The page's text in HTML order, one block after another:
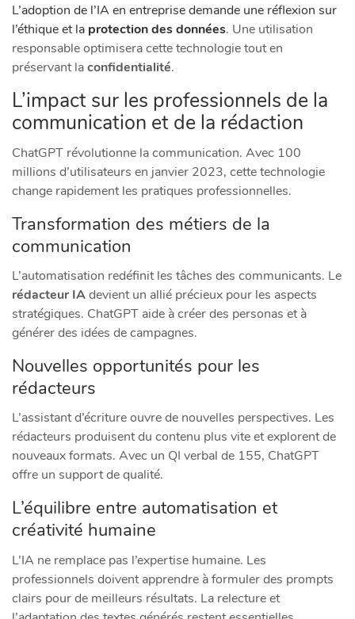
L’adoption de l’IA en entreprise demande une réflexion sur
l’éthique et la protection des données. Une utilisation
responsable optimisera cette technologie tout en
préservant laconfidentialité.
L’impact sur les professionnels de la
communication et de la rédaction
ChatGPT révolutionne la communication. Avec 100
millions d’utilisateurs en janvier 2023, cette technologie
change rapidement les pratiques professionnelles.
Transformation des métiers de la
communication
L’automatisation redéfinit les tâches des communicants. Le
rédacteur IAdevient un allié précieux pour les aspects
stratégiques. ChatGPT aide à créer des personas et à
générer des idées de campagnes.
Nouvelles opportunités pour les
rédacteurs
L’assistant d’écriture ouvre de nouvelles perspectives. Les
rédacteurs produisent du contenu plus vite et explorent de
nouveaux formats. Avec un QI verbal de 155, ChatGPT
offre un support de qualité.
L’équilibre entre automatisation et
créativité humaine
L’IA ne remplace pas l’expertise humaine. Les
professionnels doivent apprendre à formuler des prompts
clairs pour de meilleurs résultats. La relecture et